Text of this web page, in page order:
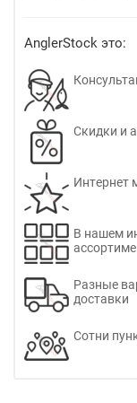
AnglerStock это:
Скидки и
Интернет
В нашем
Разные
доставки
Сотни